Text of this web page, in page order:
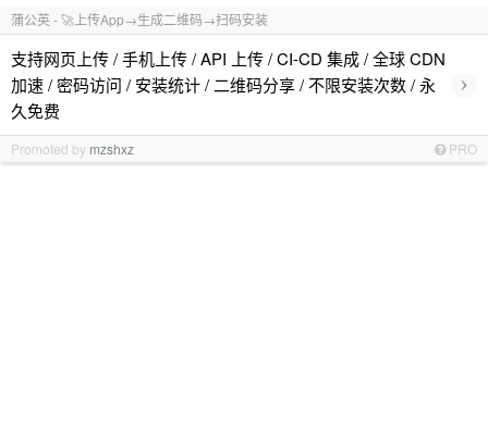
蒲公英 - 🚀上传App→生成二维码→扫码安装
支持网页上传 / 手机上传 / API 上传 / CI-CD 集成 / 全球 CDN
加速 / 密码访问 / 安装统计 / 二维码分享 / 不限安装次数 / 永
久免费
›
Promoted by mzshxz PRO